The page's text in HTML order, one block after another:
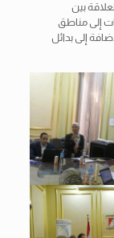
بين
إلى مناطق
إلى بدائل